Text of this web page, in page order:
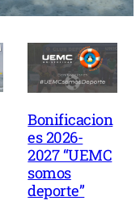
Bonificacion
es 2026-
2027 “UEMC
somos
deporte”